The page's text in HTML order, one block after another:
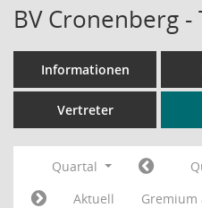
BV Cronenberg
Informationen
Vertreter
Quartal
Aktuell
Gremium